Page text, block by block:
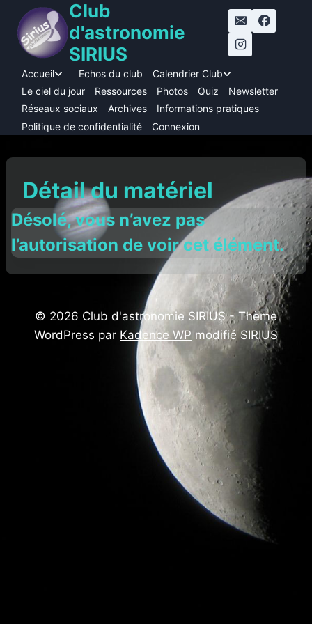
contenu
Club
d'astronomie
SIRIUS
Accueil
Ouvrir/fermer
le
menu
enfant
Echos du club Calendrier Club
le
menu
Le ciel du jour Ressources Photos Quiz
Newsletter
Réseaux sociaux
Archives
Informations pratiques
Politique de confidentialité
Connexion
Détail du matériel
Désolé, vous n’avez pas
l’autorisation de voir cet élément.
© 2026 Club d'astronomie SIRIUS - Thème
WordPress par Kadence WP modifié SIRIUS